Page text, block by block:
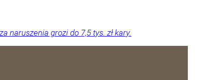
naruszenia grozi do 7,5 tys. zł kary.